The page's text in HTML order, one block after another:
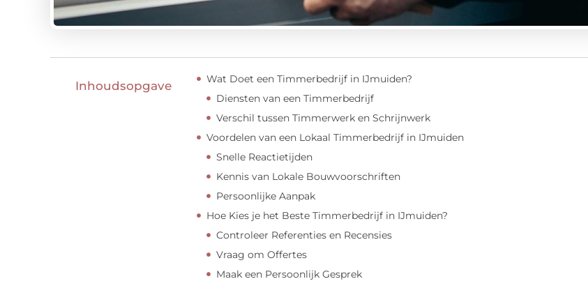
Inhoudsopgave
Wat Doet een Timmerbedrijf in IJmuiden?
Diensten van een Timmerbedrijf
Verschil tussen Timmerwerk en Schrijnwerk
Voordelen van een Lokaal Timmerbedrijf in IJmuiden
Snelle Reactietijden
Kennis van Lokale Bouwvoorschriften
Persoonlijke Aanpak
Hoe Kies je het Beste Timmerbedrijf in IJmuiden?
Controleer Referenties en Recensies
Vraag om Offertes
Maak een Persoonlijk Gesprek